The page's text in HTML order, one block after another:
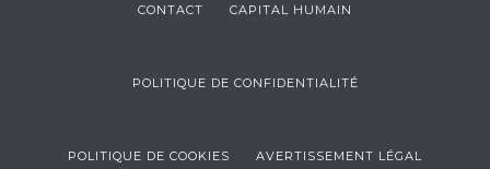
CONTACT CAPITAL HUMAIN
POLITIQUE DE CONFIDENTIALITÉ
POLITIQUE DE COOKIES AVERTISSEMENT LÉGAL